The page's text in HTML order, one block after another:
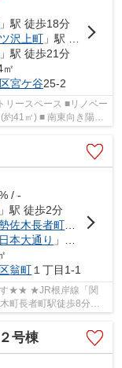
」駅 徒歩18分
沢上町 」駅 徒歩19分
」駅 徒歩21分
宮ケ谷25-2
リースペース ■リノベー
約41㎡) ■ 南東向き陽当
/ -
」駅 徒歩2分
佐木長者町 」駅 徒歩8
日本大通り 」駅 徒歩9分
翁町 １丁目1-1
線「関
利用可! ★洗濯機置場設置済 10階部分眺望良好! ★...
号棟